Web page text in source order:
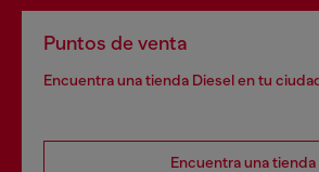
Puntos de venta
Encuentra una tienda Diesel en tu
Encuentra una tienda